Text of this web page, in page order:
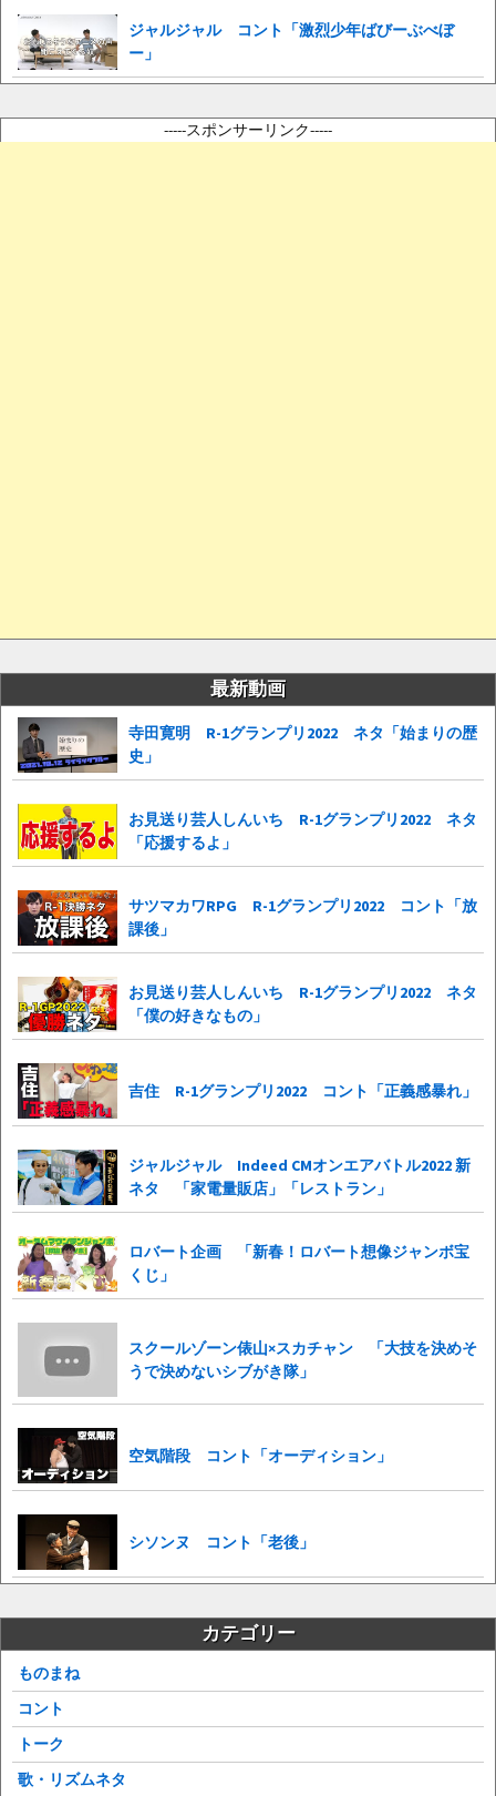
ジャルジャル コント「激烈少年ばびーぶべぼ
ー」
-----スポンサーリンク-----
最新動画
寺田寛明 R-1グランプリ2022 ネタ「始まりの歴
史」
お見送り芸人しんいち R-1グランプリ2022 ネタ
「応援するよ」
サツマカワRPG R-1グランプリ2022 コント「放
課後」
お見送り芸人しんいち R-1グランプリ2022 ネタ
「僕の好きなもの」
吉住 R-1グランプリ2022 コント「正義感暴れ」
ジャルジャル Indeed CMオンエアバトル2022 新
ネタ 「家電量販店」「レストラン」
ロバート企画 「新春！ロバート想像ジャンボ宝
くじ」
スクールゾーン俵山×スカチャン 「大技を決めそ
うで決めないシブがき隊」
空気階段 コント「オーディション」
シソンヌ コント「老後」
カテゴリー
ものまね
コント
トーク
歌・リズムネタ